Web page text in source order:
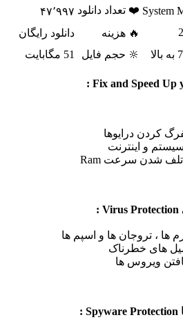
System ❤️ تعداد دانلود ۴۷٬۹۹۷
🔥 هزینه
دانلود رایگان
🔆 حجم فایل 51 مگابایت
کردن درایوها
و اینترنت
، تروجان ها و اسپم ها
های خطرناک
ویروس ها